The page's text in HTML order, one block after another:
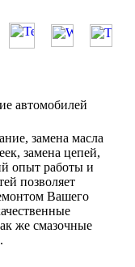
автомобилей
замена масла
замена цепей,
опыт работы и
позволяет
Вашего
же смазочные